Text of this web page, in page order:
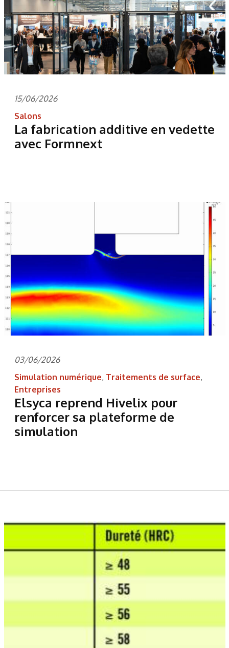
15/06/2026
Salons
La fabrication additive en vedette
avec Formnext
03/06/2026
Simulation numérique, Traitements de surface,
Entreprises
Elsyca reprend Hivelix pour
renforcer sa plateforme de
simulation